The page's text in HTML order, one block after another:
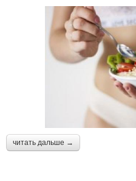
читать дальше →